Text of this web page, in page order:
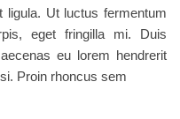
ligula. Ut luctus fermentum
eget fringilla mi. Duis
eu lorem hendrerit
Proin rhoncus sem